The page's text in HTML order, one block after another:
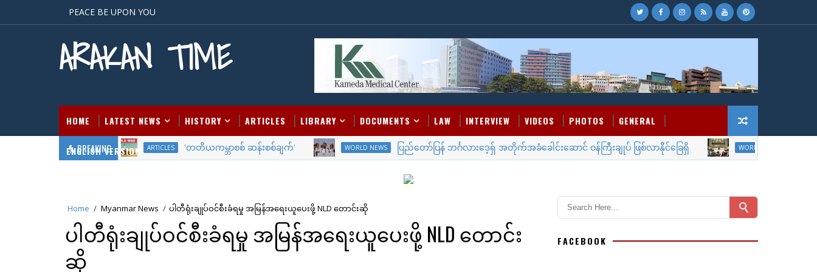
PEACE BE UPON YOU
ARAKAN TIME
HOME LATEST NEWS HISTORY ARTICLES LIBRARY DOCUMENTS LAW INTERVIEW VIDEOS PHOTOS GENERAL
ENGLISH VERSION
BREAKING ARTICLES 'တတိယကမ္ဘာစစ် ဆန်းစစ်ချက်' WORLD NEWS ပြည်တော်ပြန် ဘင်္ဂလားဒေ့ရှ် အတိုက်အခံခေါင်းဆောင် ဝန်ကြီးချုပ် ဖြစ်လာနိုင်ခြေရှိ WORLD NEWS
Home / Myanmar News / ပါတီရုံးချုပ်ဝင်စီးခံရမှု အမြန်အရေးယူပေးဖို့ NLD တောင်းဆို
ပါတီရုံးချုပ်ဝင်စီးခံရမှု အမြန်အရေးယူပေးဖို့ NLD တောင်း
ဆို
FACEBOOK